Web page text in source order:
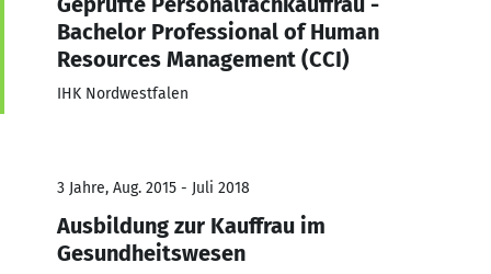
Bachelor Professional of Human
Resources Management (CCI)
IHK Nordwestfalen
3 Jahre, Aug. 2015 - Juli 2018
Ausbildung zur Kauffrau im
Gesundheitswesen